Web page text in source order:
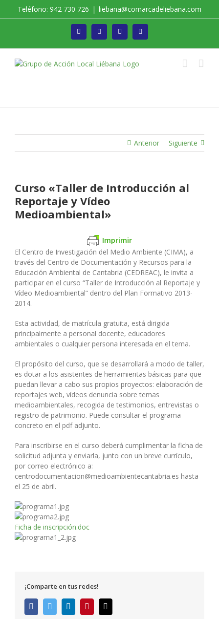
Teléfono: 942 730 726 | liebana@comarcadeliebana.com
Facebook Twitter Instagram
Anterior Siguiente
Curso «Taller de Introducción al
Reportaje y Vídeo
Medioambiental»
Imprimir
El Centro de Investigación del Medio Ambiente (CIMA), a
través del Centro de Documentación y Recursos para la
Educación Ambiental de Cantabria (CEDREAC), le invita a
participar en el curso “Taller de Introducción al Reportaje y
Vídeo Medioambiental” dentro del Plan Formativo 2013-
2014.
Esta actividad, de matrícula gratuita, está dirigida
principalmente a personal docente, educadores
ambientales o cualquier persona interesada en el tema.
El propósito del curso, que se desarrollará a modo de taller,
es dotar a los asistentes de herramientas básicas para que
puedan llevar a cabo sus propios proyectos: elaboración de
reportajes web, vídeos denuncia sobre temas
medioambientales, recogida de testimonios, entrevistas o
registro de patrimonio. Puede consultar el programa
concreto en el pdf adjunto.
Para inscribirse en el curso deberá cumplimentar la ficha de
solicitud adjunta y enviarla, junto con un breve currículo,
por correo electrónico a:
centrodocumentacion@medioambientecantabria.es hasta
el 25 de abril.
Ficha de inscripción.doc
¡Comparte en tus redes!
FacebookTwitter LinkedInPinterest
electrónico